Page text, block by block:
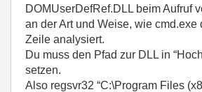
DOMUserDefRef.DLL beim Aufruf
an der Art und Weise, wie cmd.exe
Zeile analysiert.
Du muss den Pfad zur DLL in
setzen.
Also regsvr32 “C:\Program Files